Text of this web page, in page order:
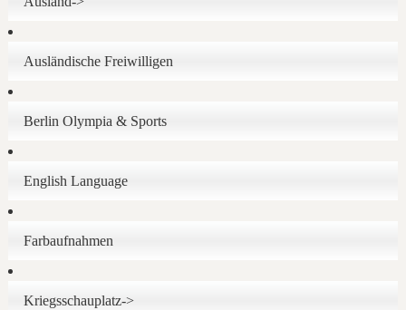
Ausländische Freiwilligen
Berlin Olympia & Sports
English Language
Farbaufnahmen
Kriegsschauplatz->